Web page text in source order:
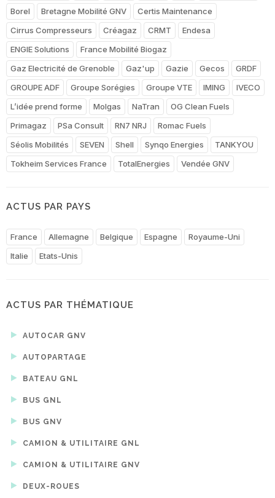
Borel
Bretagne Mobilité GNV
Certis Maintenance
Cirrus Compresseurs
Créagaz CRMT
Endesa
ENGIE Solutions
France Mobilité Biogaz
Gaz Electricité de Grenoble
Gaz'up Gazie Gecos
GRDF
GROUPE ADF
Groupe Sorégies Groupe VTE IMING
IVECO
L’idée prend forme
Molgas NaTran
OG Clean Fuels
Primagaz
PSa Consult RN7 NRJ
Romac Fuels
Séolis Mobilités
SEVEN Shell Synqo Energies
TANKYOU
Tokheim Services France
TotalEnergies Vendée GNV
ACTUS PAR PAYS
France Allemagne Belgique Espagne
Royaume-Uni
Italie
Etats-Unis
ACTUS PAR THÉMATIQUE
AUTOCAR GNV
AUTOPARTAGE
BATEAU GNL
BUS GNL
BUS GNV
CAMION & UTILITAIRE GNL
CAMION & UTILITAIRE GNV
DEUX-ROUES